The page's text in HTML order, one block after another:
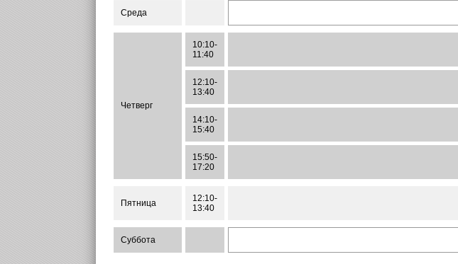
Среда
Четверг
10:10-
11:40
12:10-
13:40
14:10-
15:40
15:50-
17:20
Пятница
12:10-
13:40
Суббота